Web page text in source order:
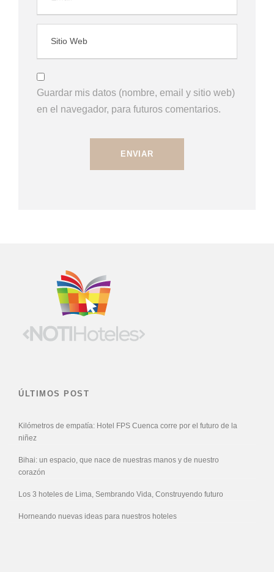
Guardar mis datos (nombre, email y sitio web)
en el navegador, para futuros comentarios.
ÚLTIMOS POST
Kilómetros de empatía: Hotel FPS Cuenca corre por el futuro de la
niñez
Bihai: un espacio, que nace de nuestras manos y de nuestro
corazón
Los 3 hoteles de Lima, Sembrando Vida, Construyendo futuro
Horneando nuevas ideas para nuestros hoteles